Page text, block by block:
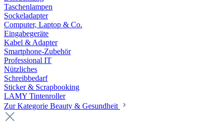
Taschenlampen
Sockeladapter
Computer, Laptop & Co.
Eingabegeräte
Kabel & Adapter
Smartphone-Zubehör
Professional IT
Nützliches
Schreibbedarf
Sticker & Scrapbooking
LAMY Tintenroller
Zur Kategorie Beauty & Gesundheit